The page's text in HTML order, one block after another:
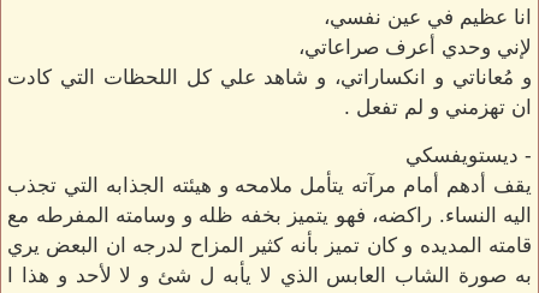
انا عظيم في عين نفسي،
لإني وحدي أعرف صراعاتي،
و مُعاناتي و انكساراتي، و شاهد علي كل اللحظات التي كادت
ان تهزمني و لم تفعل .
- ديستويفسكي
يقف أدهم أمام مرآته يتأمل ملامحه و هيئته الجذابه التي تجذب
اليه النساء. راكضه، فهو يتميز بخفه ظله و وسامته المفرطه مع
قامته المديده و كان تميز بأنه كثير المزاح لدرجه ان البعض يري
به صورة الشاب العابس الذي لا يأبه ل شئ و لا لأحد و هذا ا